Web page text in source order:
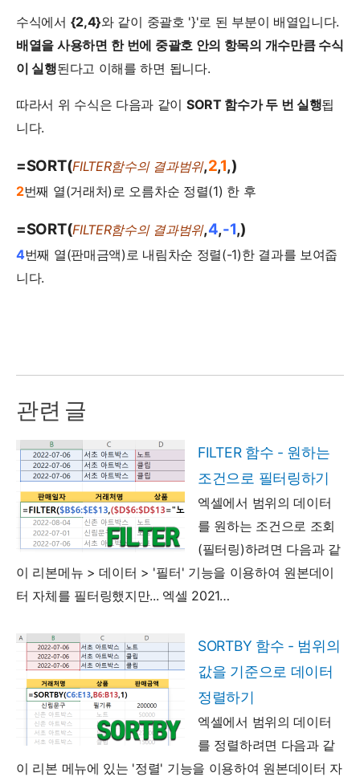
수식에서 {2,4}와 같이 중괄호 '}'로 된 부분이 배열입니다.
배열을 사용하면 한 번에 중괄호 안의 항목의 개수만큼 수식
이 실행된다고 이해를 하면 됩니다.
따라서 위 수식은 다음과 같이 SORT 함수가 두 번 실행됩
니다.
=SORT(FILTER함수의 결과범위,2,1,)
2번째 열(거래처)로 오름차순 정렬(1) 한 후
=SORT(FILTER함수의 결과범위,4,-1,)
4번째 열(판매금액)로 내림차순 정렬(-1)한 결과를 보여줍
니다.
관련 글
FILTER 함수 - 원하는
조건으로 필터링하기
엑셀에서 범위의 데이터
를 원하는 조건으로 조회
(필터링)하려면 다음과 같
이 리본메뉴 > 데이터 > '필터' 기능을 이용하여 원본데이
터 자체를 필터링했지만... 엑셀 2021…
SORTBY 함수 - 범위의
값을 기준으로 데이터
정렬하기
엑셀에서 범위의 데이터
를 정렬하려면 다음과 같
이 리본 메뉴에 있는 '정렬' 기능을 이용하여 원본데이터 자